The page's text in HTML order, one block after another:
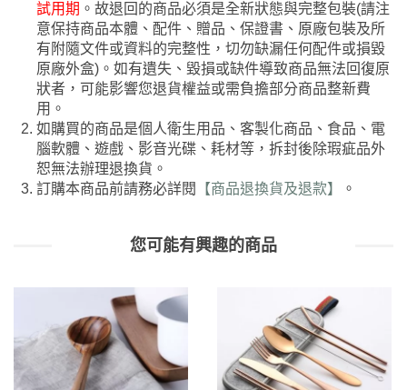
試用期 。故退回的商品必須是全新狀態與完整包裝(請注
意保持商品本體、配件、贈品、保證書、原廠包裝及所
有附隨文件或資料的完整性，切勿缺漏任何配件或損毀
原廠外盒)。如有遺失、毀損或缺件導致商品無法回復原
狀者，可能影響您退貨權益或需負擔部分商品整新費
用。
如購買的商品是個人衛生用品、客製化商品、食品、電
腦軟體、遊戲、影音光碟、耗材等，拆封後除瑕疵品外
恕無法辦理退換貨。
訂購本商品前請務必詳閱
【商品退換貨及退款】 。
您可能有興趣的商品